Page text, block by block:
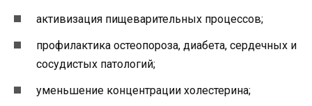
активизация пищеварительных процессов;
профилактика остеопороза, диабета, сердечных и
сосудистых патологий;
уменьшение концентрации холестерина;